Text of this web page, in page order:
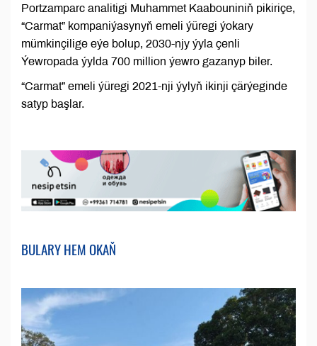
Portzamparc analitigi Muhammet Kaabouniniň pikiriçe,
“Carmat” kompaniýasynyň emeli ýüregi ýokary
mümkinçilige eýe bolup, 2030-njy ýyla çenli
Ýewropada ýylda 700 million ýewro gazanyp biler.
“Carmat” emeli ýüregi 2021-nji ýylyň ikinji çärýeginde
satyp başlar.
BULARY HEM OKAŇ